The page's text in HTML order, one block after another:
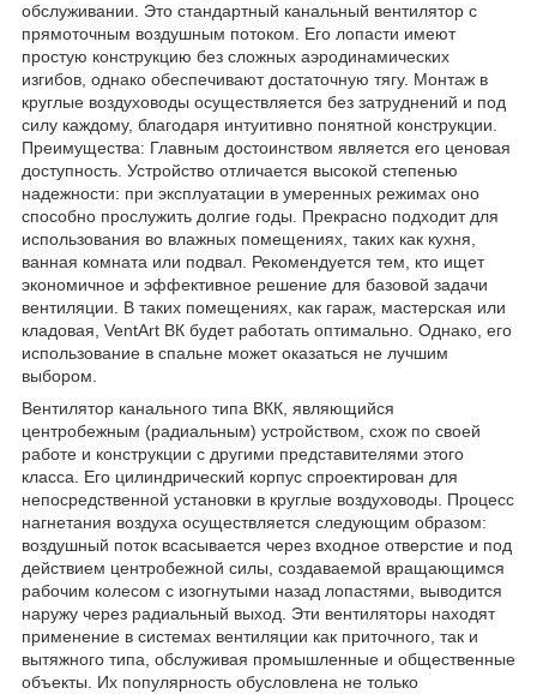
обслуживании. Это стандартный канальный вентилятор с
прямоточным воздушным потоком. Его лопасти имеют
простую конструкцию без сложных аэродинамических
изгибов, однако обеспечивают достаточную тягу. Монтаж в
круглые воздуховоды осуществляется без затруднений и под
силу каждому, благодаря интуитивно понятной конструкции.
Преимущества: Главным достоинством является его ценовая
доступность. Устройство отличается высокой степенью
надежности: при эксплуатации в умеренных режимах оно
способно прослужить долгие годы. Прекрасно подходит для
использования во влажных помещениях, таких как кухня,
ванная комната или подвал. Рекомендуется тем, кто ищет
экономичное и эффективное решение для базовой задачи
вентиляции. В таких помещениях, как гараж, мастерская или
кладовая, VentArt ВК будет работать оптимально. Однако, его
использование в спальне может оказаться не лучшим
выбором.
Вентилятор канального типа ВКК, являющийся
центробежным (радиальным) устройством, схож по своей
работе и конструкции с другими представителями этого
класса. Его цилиндрический корпус спроектирован для
непосредственной установки в круглые воздуховоды. Процесс
нагнетания воздуха осуществляется следующим образом:
воздушный поток всасывается через входное отверстие и под
действием центробежной силы, создаваемой вращающимся
рабочим колесом с изогнутыми назад лопастями, выводится
наружу через радиальный выход. Эти вентиляторы находят
применение в системах вентиляции как приточного, так и
вытяжного типа, обслуживая промышленные и общественные
объекты. Их популярность обусловлена не только